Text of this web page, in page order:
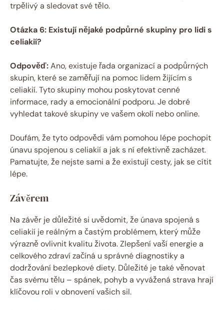
trpělivý a sledovat své tělo.
Otázka 6: Existují nějaké podpůrné skupiny pro lidi s
celiakií?
Odpověď:Ano, existuje řada organizací a podpůrných
skupin, které se zaměřují na pomoc lidem žijícím s
celiakií. Tyto skupiny mohou poskytovat cenné
informace, rady a emocionální podporu. Je dobré
vyhledat takové skupiny ve vašem okolí nebo online.
Doufám, že tyto odpovědi vám pomohou lépe pochopit
únavu spojenou s celiakií a jak s ní efektivně zacházet.
Pamatujte, že nejste sami a že existují cesty, jak se cítit
lépe.
Závěrem
Na závěr je důležité si uvědomit, že únava spojená s
celiakií je reálným a častým problémem, který může
výrazně ovlivnit kvalitu života. Zlepšení vaší energie a
celkového zdraví začíná u správné diagnostiky a
dodržování bezlepkové diety. Důležité je také věnovat
čas svému tělu – spánek, pohyb a vyvážená strava hrají
klíčovou roli v obnovení vašich sil.